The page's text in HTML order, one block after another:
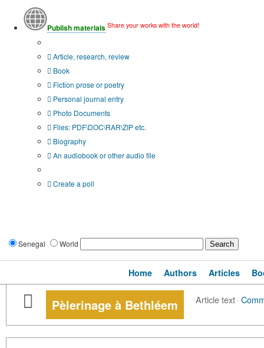
Publish materials Share your works with the world!
Article, research, review
Book
Fiction prose or poetry
Personal journal entry
Photo Documents
Files: PDF\DOC\RAR\ZIP etc.
Biography
An audiobook or other audio file
Create a poll
Senegal World
Home Authors Articles
Pèlerinage à Bethléem Article text·